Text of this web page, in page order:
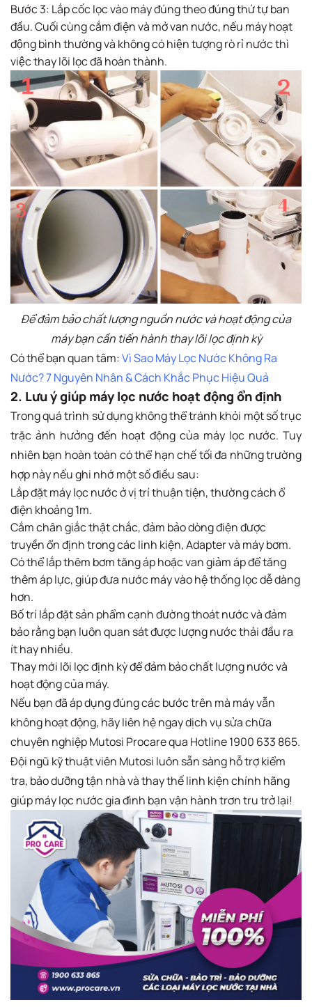
Bước 3: Lắp cốc lọc vào máy đúng theo đúng thứ tự ban
đầu. Cuối cùng cắm điện và mở van nước, nếu máy hoạt
động bình thường và không có hiện tượng rò rỉ nước thì
việc thay lõi lọc đã hoàn thành.
Để đảm bảo chất lượng nguồn nước và hoạt động của
máy bạn cần tiến hành thay lõi lọc định kỳ
Có thể bạn quan tâm:Vì Sao Máy Lọc Nước Không Ra
Nước? 7 Nguyên Nhân & Cách Khắc Phục Hiệu Quả
2. Lưu ý giúp máy lọc nước hoạt động ổn định
Trong quá trình sử dụng không thể tránh khỏi một số trục
trặc ảnh hưởng đến hoạt động của máy lọc nước. Tuy
nhiên bạn hoàn toàn có thể hạn chế tối đa những trường
hợp này nếu ghi nhớ một số điều sau:
Lắp đặt máy lọc nước ở vị trí thuận tiện, thường cách ổ
điện khoảng 1m.
Cắm chân giắc thật chắc, đảm bảo dòng điện được
truyền ổn định trong các linh kiện, Adapter và máy bơm.
Có thể lắp thêm bơm tăng áp hoặc van giảm áp để tăng
thêm áp lực, giúp đưa nước máy vào hệ thống lọc dễ dàng
hơn.
Bố trí lắp đặt sản phẩm cạnh đường thoát nước và đảm
bảo rằng bạn luôn quan sát được lượng nước thải đầu ra
ít hay nhiều.
Thay mới lõi lọc định kỳ để đảm bảo chất lượng nước và
hoạt động của máy.
Nếu bạn đã áp dụng đúng các bước trên mà máy vẫn
không hoạt động, hãy liên hệ ngay dịch vụ sửa chữa
chuyên nghiệp Mutosi Procare qua Hotline 1900 633 865.
Đội ngũ kỹ thuật viên Mutosi luôn sẵn sàng hỗ trợ kiểm
tra, bảo dưỡng tận nhà và thay thế linh kiện chính hãng
giúp máy lọc nước gia đình bạn vận hành trơn tru trở lại!